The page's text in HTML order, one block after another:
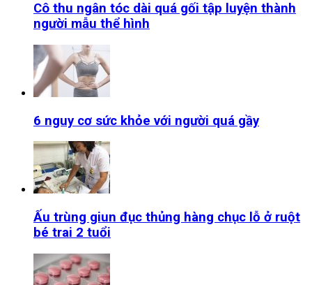
Cô thu ngân tóc dài quá gối tập luyện thành
người mẫu thể hình
6 nguy cơ sức khỏe với người quá gầy
Ấu trùng giun đục thủng hàng chục lỗ ở ruột
bé trai 2 tuổi